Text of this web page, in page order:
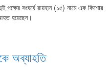
পক্ষের সংঘর্ষে রায়হান (১৫) নামে এক কিশোর
হয়েছেন।
অব্যাহতি